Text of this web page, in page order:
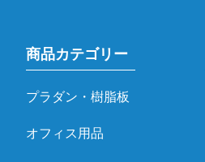
商品カテゴリー
プラダン・樹脂板
オフィス用品